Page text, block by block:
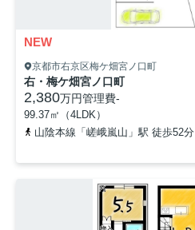
NEW
京都市右京区梅ケ畑宮ノ口町
右・梅ケ畑宮ノ口町
2,380万円管理費-
99.37㎡（4LDK）
山陰本線「嵯峨嵐山」駅 徒歩52分